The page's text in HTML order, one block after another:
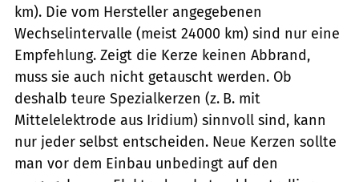
km). Die vom Hersteller angegebenen
Wechselintervalle (meist 24000 km) sind nur eine
Empfehlung. Zeigt die Kerze keinen Abbrand,
muss sie auch nicht getauscht werden. Ob
deshalb teure Spezialkerzen (z. B. mit
Mittelelektrode aus Iridium) sinnvoll sind, kann
nur jeder selbst entscheiden. Neue Kerzen sollte
man vor dem Einbau unbedingt auf den